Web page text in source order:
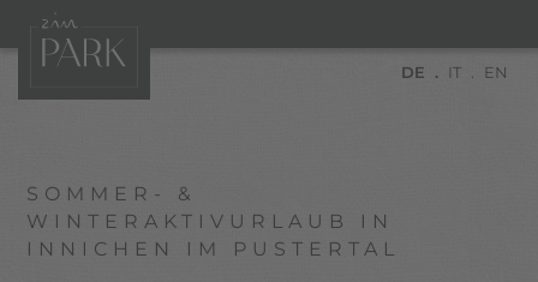
DE IT EN
SOMMER- &
WINTERAKTIVURLAUB IN
INNICHEN IM PUSTERTAL